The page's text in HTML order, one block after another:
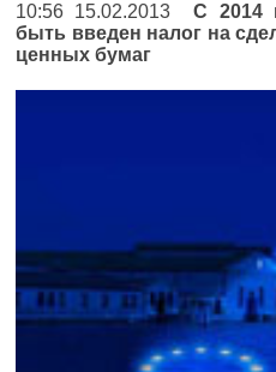
10:56 15.02.2013С 2014
быть введен налог на
ценных бумаг